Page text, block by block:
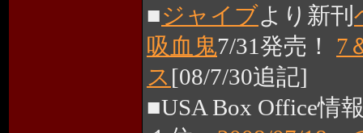
■ジャイブより新刊
吸血鬼7/31発売！ 7
ス [08/7/30追記]
■USA Box Office情